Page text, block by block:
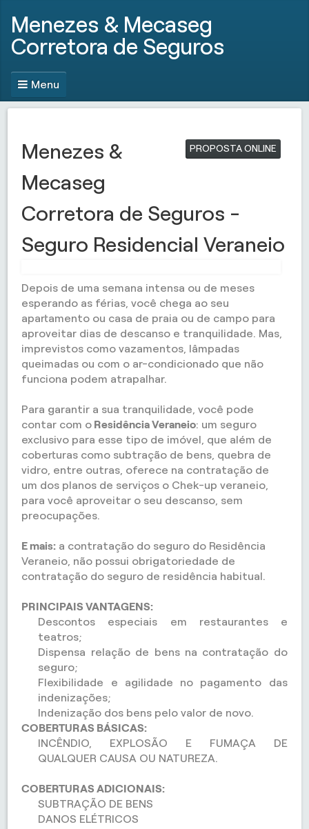
Menezes & Mecaseg
Corretora de Seguros
Menu
PROPOSTA ONLINE
Menezes &
Mecaseg
Corretora de Seguros -
Seguro Residencial Veraneio
Depois de uma semana intensa ou de meses
esperando as férias, você chega ao seu
apartamento ou casa de praia ou de campo para
aproveitar dias de descanso e tranquilidade. Mas,
imprevistos como vazamentos, lâmpadas
queimadas ou com o ar-condicionado que não
funciona podem atrapalhar.
Para garantir a sua tranquilidade, você pode
contar com o Residência Veraneio: um seguro
exclusivo para esse tipo de imóvel, que além de
coberturas como subtração de bens, quebra de
vidro, entre outras, oferece na contratação de
um dos planos de serviços o Chek-up veraneio,
para você aproveitar o seu descanso, sem
preocupações.
E mais: a contratação do seguro do Residência
Veraneio, não possui obrigatoriedade de
contratação do seguro de residência habitual.
PRINCIPAIS VANTAGENS:
Descontos especiais em restaurantes e
teatros;
Dispensa relação de bens na contratação do
seguro;
Flexibilidade e agilidade no pagamento das
indenizações;
Indenização dos bens pelo valor de novo.
COBERTURAS BÁSICAS:
INCÊNDIO, EXPLOSÃO E FUMAÇA DE
QUALQUER CAUSA OU NATUREZA.
COBERTURAS ADICIONAIS:
SUBTRAÇÃO DE BENS
DANOS ELÉTRICOS